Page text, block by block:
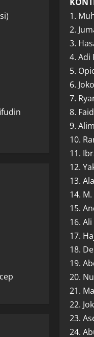
1.
2.
3.
4. Adi
5.
6.
7.
8.
9.
10.
11.
12.
13.
14.
15.
16.
17.
18.
19.
20.
21.
22.
23.
24.